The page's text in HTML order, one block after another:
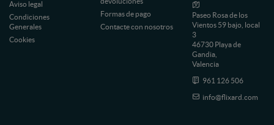
Aviso legal
Condiciones
Generales
Cookies
Formas de pago
Contacte con nosotros
Paseo Rosa de los
Vientos 59 bajo, local
3
46730 Playa de
Gandia,
Valencia
961 126 506
info@flixard.com